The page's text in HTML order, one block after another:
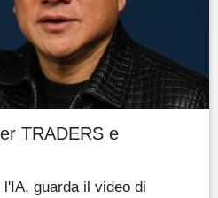
TRADERS e
guarda il video di